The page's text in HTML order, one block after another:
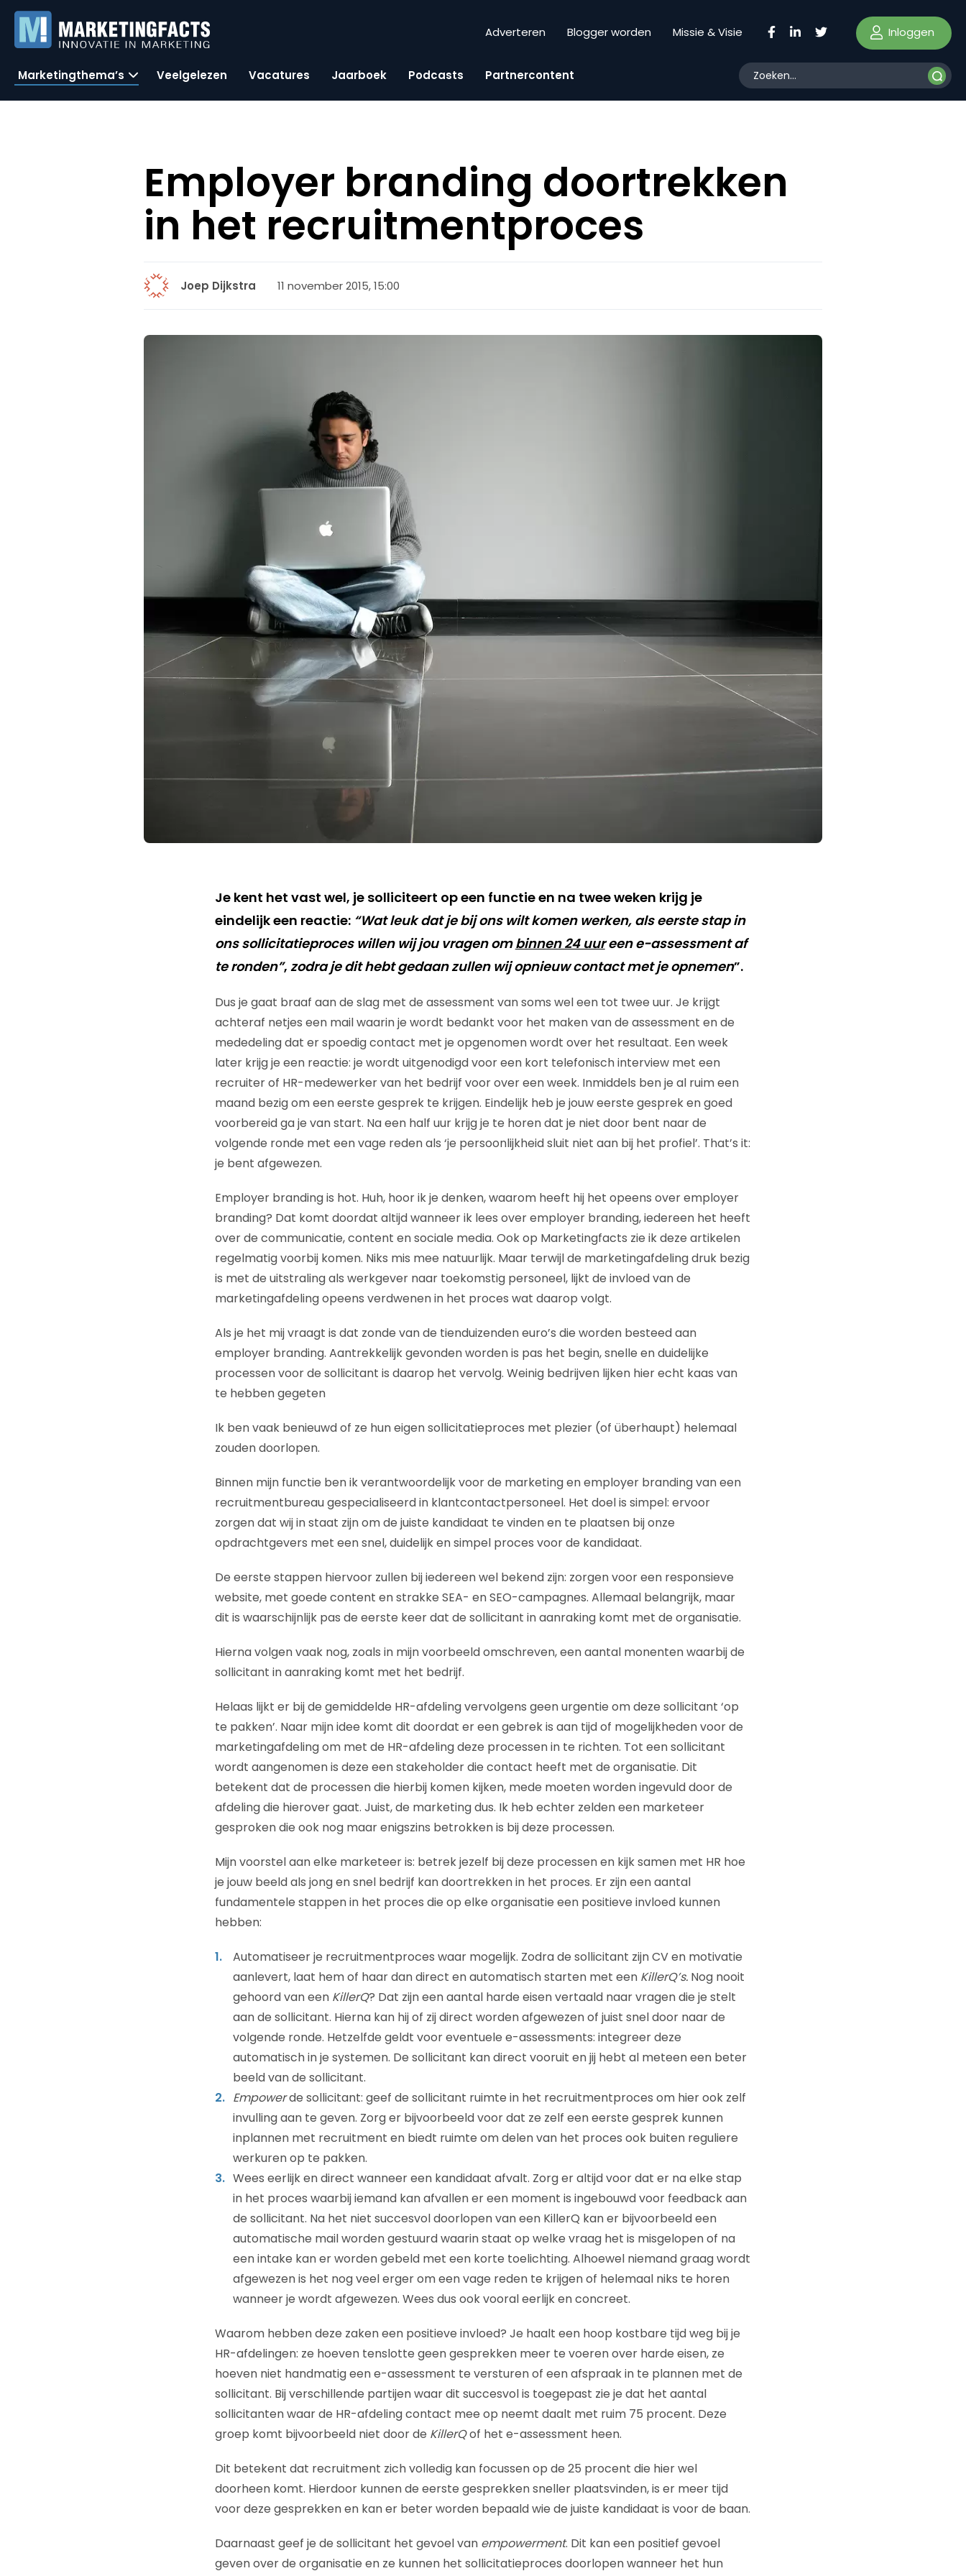
Adverteren Blogger worden Missie & Visie Inloggen
Marketingthema’s Veelgelezen Vacatures Jaarboek Podcasts Partnercontent
Employer branding doortrekken
in het recruitmentproces
Joep Dijkstra 11 november 2015, 15:00
Je kent het vast wel, je solliciteert op een functie en na twee weken krijg je
eindelijk een reactie: “Wat leuk dat je bij ons wilt komen werken, als eerste stap in
ons sollicitatieproces willen wij jou vragen ombinnen 24 uureen e-assessment af
te ronden”, zodra je dit hebt gedaan zullen wij opnieuw contact met je opnemen”.
Dus je gaat braaf aan de slag met de assessment van soms wel een tot twee uur. Je krijgt
achteraf netjes een mail waarin je wordt bedankt voor het maken van de assessment en de
mededeling dat er spoedig contact met je opgenomen wordt over het resultaat. Een week
later krijg je een reactie: je wordt uitgenodigd voor een kort telefonisch interview met een
recruiter of HR-medewerker van het bedrijf voor over een week. Inmiddels ben je al ruim een
maand bezig om een eerste gesprek te krijgen. Eindelijk heb je jouw eerste gesprek en goed
voorbereid ga je van start. Na een half uur krijg je te horen dat je niet door bent naar de
volgende ronde met een vage reden als ‘je persoonlijkheid sluit niet aan bij het profiel’. That’s it:
je bent afgewezen.
Employer branding is hot. Huh, hoor ik je denken, waarom heeft hij het opeens over employer
branding? Dat komt doordat altijd wanneer ik lees over employer branding, iedereen het heeft
over de communicatie, content en sociale media. Ook op Marketingfacts zie ik deze artikelen
regelmatig voorbij komen. Niks mis mee natuurlijk. Maar terwijl de marketingafdeling druk bezig
is met de uitstraling als werkgever naar toekomstig personeel, lijkt de invloed van de
marketingafdeling opeens verdwenen in het proces wat daarop volgt.
Als je het mij vraagt is dat zonde van de tienduizenden euro’s die worden besteed aan
employer branding. Aantrekkelijk gevonden worden is pas het begin, snelle en duidelijke
processen voor de sollicitant is daarop het vervolg. Weinig bedrijven lijken hier echt kaas van
te hebben gegeten
Ik ben vaak benieuwd of ze hun eigen sollicitatieproces met plezier (of überhaupt) helemaal
zouden doorlopen.
Binnen mijn functie ben ik verantwoordelijk voor de marketing en employer branding van een
recruitmentbureau gespecialiseerd in klantcontactpersoneel. Het doel is simpel: ervoor
zorgen dat wij in staat zijn om de juiste kandidaat te vinden en te plaatsen bij onze
opdrachtgevers met een snel, duidelijk en simpel proces voor de kandidaat.
De eerste stappen hiervoor zullen bij iedereen wel bekend zijn: zorgen voor een responsieve
website, met goede content en strakke SEA- en SEO-campagnes. Allemaal belangrijk, maar
dit is waarschijnlijk pas de eerste keer dat de sollicitant in aanraking komt met de organisatie.
Hierna volgen vaak nog, zoals in mijn voorbeeld omschreven, een aantal monenten waarbij de
sollicitant in aanraking komt met het bedrijf.
Helaas lijkt er bij de gemiddelde HR-afdeling vervolgens geen urgentie om deze sollicitant ‘op
te pakken’. Naar mijn idee komt dit doordat er een gebrek is aan tijd of mogelijkheden voor de
marketingafdeling om met de HR-afdeling deze processen in te richten. Tot een sollicitant
wordt aangenomen is deze een stakeholder die contact heeft met de organisatie. Dit
betekent dat de processen die hierbij komen kijken, mede moeten worden ingevuld door de
afdeling die hierover gaat. Juist, de marketing dus. Ik heb echter zelden een marketeer
gesproken die ook nog maar enigszins betrokken is bij deze processen.
Mijn voorstel aan elke marketeer is: betrek jezelf bij deze processen en kijk samen met HR hoe
je jouw beeld als jong en snel bedrijf kan doortrekken in het proces. Er zijn een aantal
fundamentele stappen in het proces die op elke organisatie een positieve invloed kunnen
hebben:
Automatiseer je recruitmentproces waar mogelijk. Zodra de sollicitant zijn CV en motivatie
aanlevert, laat hem of haar dan direct en automatisch starten met een KillerQ’s. Nog nooit
gehoord van een KillerQ? Dat zijn een aantal harde eisen vertaald naar vragen die je stelt
aan de sollicitant. Hierna kan hij of zij direct worden afgewezen of juist snel door naar de
volgende ronde. Hetzelfde geldt voor eventuele e-assessments: integreer deze
automatisch in je systemen. De sollicitant kan direct vooruit en jij hebt al meteen een beter
beeld van de sollicitant.
Empowerde sollicitant: geef de sollicitant ruimte in het recruitmentproces om hier ook zelf
invulling aan te geven. Zorg er bijvoorbeeld voor dat ze zelf een eerste gesprek kunnen
inplannen met recruitment en biedt ruimte om delen van het proces ook buiten reguliere
werkuren op te pakken.
Wees eerlijk en direct wanneer een kandidaat afvalt. Zorg er altijd voor dat er na elke stap
in het proces waarbij iemand kan afvallen er een moment is ingebouwd voor feedback aan
de sollicitant. Na het niet succesvol doorlopen van een KillerQ kan er bijvoorbeeld een
automatische mail worden gestuurd waarin staat op welke vraag het is misgelopen of na
een intake kan er worden gebeld met een korte toelichting. Alhoewel niemand graag wordt
afgewezen is het nog veel erger om een vage reden te krijgen of helemaal niks te horen
wanneer je wordt afgewezen. Wees dus ook vooral eerlijk en concreet.
Waarom hebben deze zaken een positieve invloed? Je haalt een hoop kostbare tijd weg bij je
HR-afdelingen: ze hoeven tenslotte geen gesprekken meer te voeren over harde eisen, ze
hoeven niet handmatig een e-assessment te versturen of een afspraak in te plannen met de
sollicitant. Bij verschillende partijen waar dit succesvol is toegepast zie je dat het aantal
sollicitanten waar de HR-afdeling contact mee op neemt daalt met ruim 75 procent. Deze
groep komt bijvoorbeeld niet door de KillerQof het e-assessment heen.
Dit betekent dat recruitment zich volledig kan focussen op de 25 procent die hier wel
doorheen komt. Hierdoor kunnen de eerste gesprekken sneller plaatsvinden, is er meer tijd
voor deze gesprekken en kan er beter worden bepaald wie de juiste kandidaat is voor de baan.
Daarnaast geef je de sollicitant het gevoel van empowerment. Dit kan een positief gevoel
geven over de organisatie en ze kunnen het sollicitatieproces doorlopen wanneer het hun